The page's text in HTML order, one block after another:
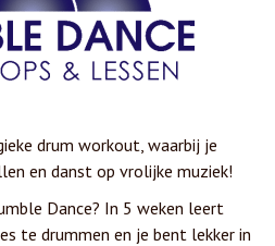
drum workout, waarbij je
en danst op vrolijke muziek!
Dance? In 5 weken leert
te drummen en je bent lekker in